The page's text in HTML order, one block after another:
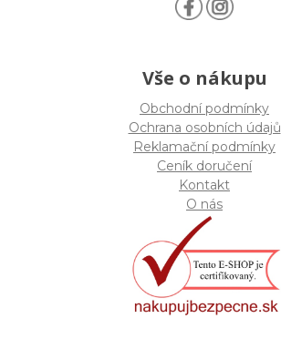
Vše o nákupu
Obchodní podmínky
Ochrana osobních údajů
Reklamační podmínky
Ceník doručení
Kontakt
O nás